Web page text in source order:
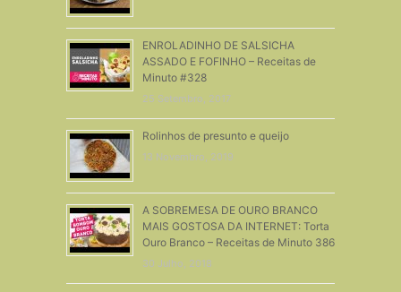
ENROLADINHO DE SALSICHA
ASSADO E FOFINHO – Receitas de
Minuto #328
25 Setembro, 2017
Rolinhos de presunto e queijo
13 Novembro, 2019
A SOBREMESA DE OURO BRANCO
MAIS GOSTOSA DA INTERNET: Torta
Ouro Branco – Receitas de Minuto 386
30 Julho, 2018